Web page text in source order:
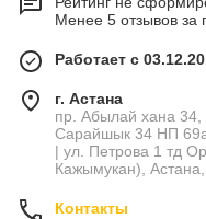
Менее 5 отзывов за
Работает с
г. Астана
пр. Абылай хана 34,
Сарайшык 34 НП
| ул. Петрова 1 тд
Кажымукан), Астана,
Контакты